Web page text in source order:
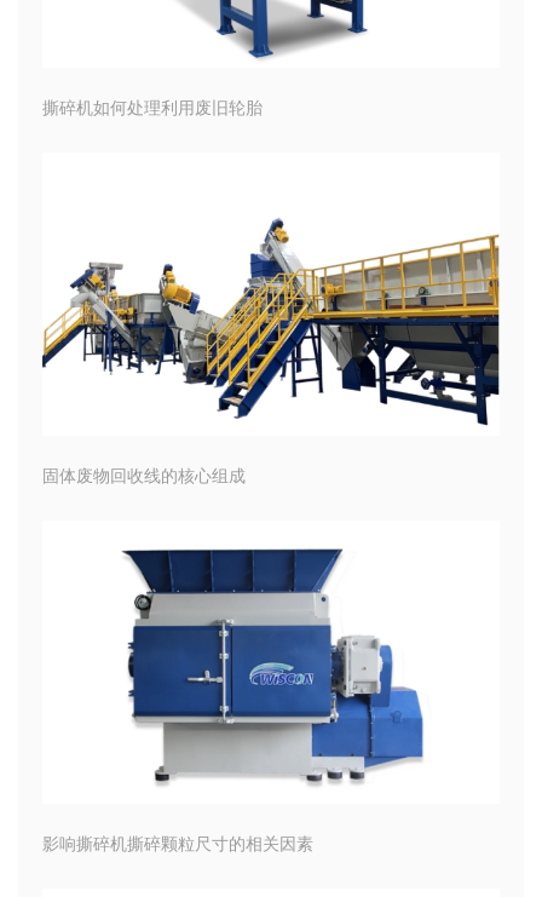
撕碎机如何处理利用废旧轮胎
固体废物回收线的核心组成
影响撕碎机撕碎颗粒尺寸的相关因素